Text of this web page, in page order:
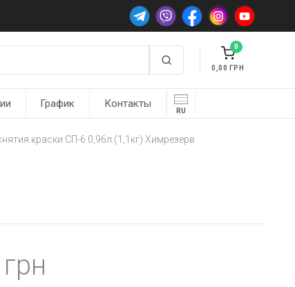
0
0,00
График Контакты
RU
краски СП-6 0,96л.(1,1кг) Химрезерв